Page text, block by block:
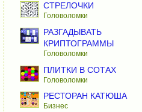
СТРЕЛОЧКИ
Головоломки
РАЗГАДЫВАТЬ
КРИПТОГРАММЫ
Головоломки
ПЛИТКИ В СОТАХ
Головоломки
РЕСТОРАН КАТЮША
Бизнес